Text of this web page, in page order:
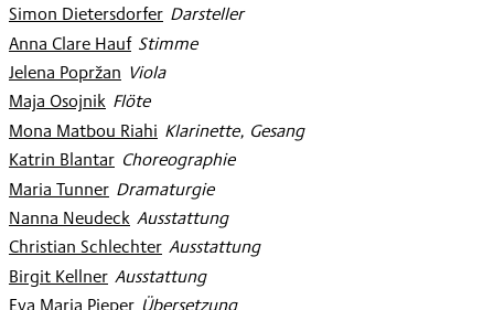
Simon Dietersdorfer
: Darsteller
Anna Clare Hauf
: Stimme
Jelena Popržan: Viola
Maja Osojnik
: Flöte
Mona Matbou Riahi: Klarinette, Gesang
Katrin Blantar
: Choreographie
Maria Tunner
: Dramaturgie
Nanna Neudeck
: Ausstattung
Christian Schlechter
: Ausstattung
Birgit Kellner
: Ausstattung